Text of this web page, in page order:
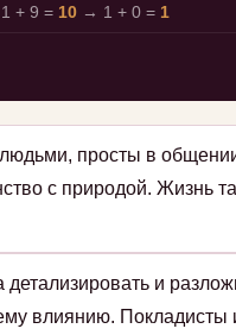
+ 9 = 10 → 1 + 0 = 1
просты в
с природой. Жизнь
и
влиянию. Покладисты